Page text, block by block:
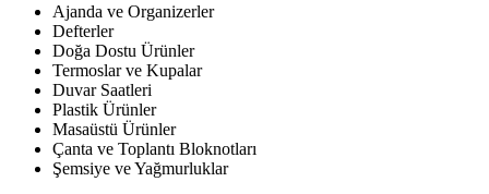
Ajanda ve Organizerler
Defterler
Doğa Dostu Ürünler
Termoslar ve Kupalar
Duvar Saatleri
Plastik Ürünler
Masaüstü Ürünler
Çanta ve Toplantı Bloknotları
Şemsiye ve Yağmurluklar